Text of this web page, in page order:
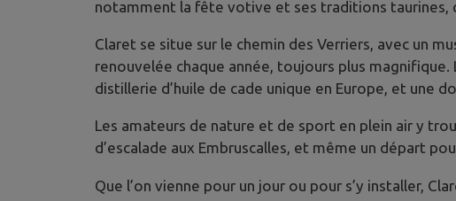
notamment la fête votive et ses traditions taurines,
Claret se situe sur le chemin des Verriers, avec un
renouvelée chaque année, toujours plus
distillerie d’huile de cade unique en Europe, et une
Les amateurs de nature et de sport en plein air y
d’escalade aux Embruscalles, et même un départ
Que l’on vienne pour un jour ou pour s’y installer,